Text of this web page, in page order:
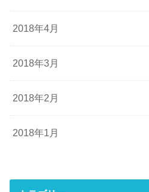
2018年4月
2018年3月
2018年2月
2018年1月